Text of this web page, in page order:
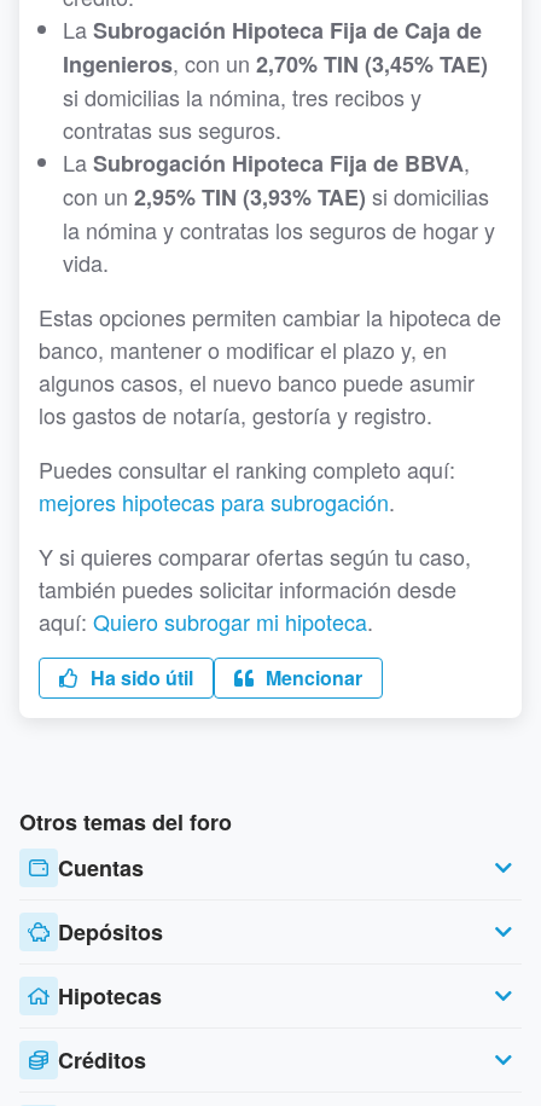
LaSubrogación Hipoteca Fija de Caja de
Ingenieros, con un 2,70% TIN (3,45% TAE)
si domicilias la nómina, tres recibos y
contratas sus seguros.
LaSubrogación Hipoteca Fija de BBVA,
con un 2,95% TIN (3,93% TAE) si domicilias
la nómina y contratas los seguros de hogar y
vida.
Estas opciones permiten cambiar la hipoteca de
banco, mantener o modificar el plazo y, en
algunos casos, el nuevo banco puede asumir
los gastos de notaría, gestoría y registro.
Puedes consultar el ranking completo aquí:
mejores hipotecas para subrogación.
Y si quieres comparar ofertas según tu caso,
también puedes solicitar información desde
aquí: Quiero subrogar mi hipoteca.
Ha sido útil Mencionar
Otros temas del foro
Cuentas
Depósitos
Hipotecas
Créditos